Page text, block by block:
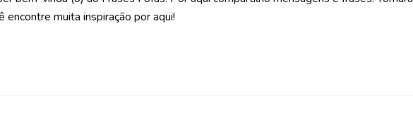
encontre muita inspiração por aqui!